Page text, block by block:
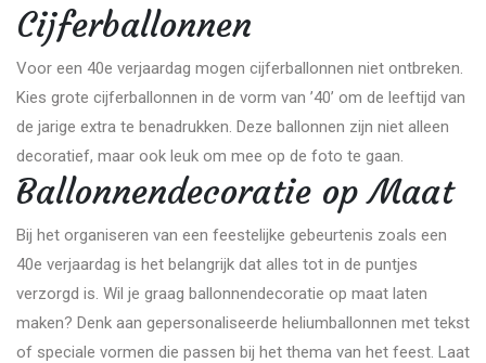
Cijferballonnen
Voor een 40e verjaardag mogen cijferballonnen niet ontbreken.
Kies grote cijferballonnen in de vorm van ’40’ om de leeftijd van
de jarige extra te benadrukken. Deze ballonnen zijn niet alleen
decoratief, maar ook leuk om mee op de foto te gaan.
Ballonnendecoratie op Maat
Bij het organiseren van een feestelijke gebeurtenis zoals een
40e verjaardag is het belangrijk dat alles tot in de puntjes
verzorgd is. Wil je graag ballonnendecoratie op maat laten
maken? Denk aan gepersonaliseerde heliumballonnen met tekst
of speciale vormen die passen bij het thema van het feest. Laat